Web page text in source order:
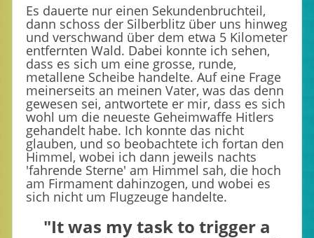
Es dauerte nur einen Sekundenbruchteil,
dann schoss der Silberblitz über uns hinweg
und verschwand über dem etwa 5 Kilometer
entfernten Wald. Dabei konnte ich sehen,
dass es sich um eine grosse, runde,
metallene Scheibe handelte. Auf eine Frage
meinerseits an meinen Vater, was das denn
gewesen sei, antwortete er mir, dass es sich
wohl um die neueste Geheimwaffe Hitlers
gehandelt habe. Ich konnte das nicht
glauben, und so beobachtete ich fortan den
Himmel, wobei ich dann jeweils nachts
'fahrende Sterne' am Himmel sah, die hoch
am Firmament dahinzogen, und wobei es
sich nicht um Flugzeuge handelte.
"It was my task to trigger a